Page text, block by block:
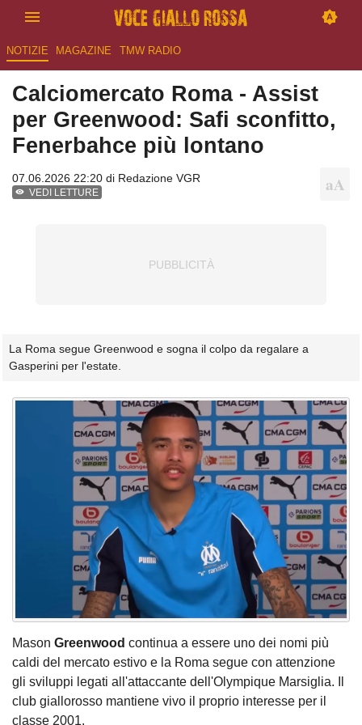
NOTIZIE MAGAZINE TMW RADIO
Calciomercato Roma - Assist
per Greenwood: Safi sconfitto,
Fenerbahce più lontano
07.06.2026 22:20 di Redazione VGR
VEDI LETTURE
La Roma segue Greenwood e sogna il colpo da regalare a
Gasperini per l'estate.
Mason Greenwood continua a essere uno dei nomi più
caldi del mercato estivo e la Roma segue con attenzione
gli sviluppi legati all'attaccante dell'Olympique Marsiglia. Il
club giallorosso mantiene vivo il proprio interesse per il
classe 2001.